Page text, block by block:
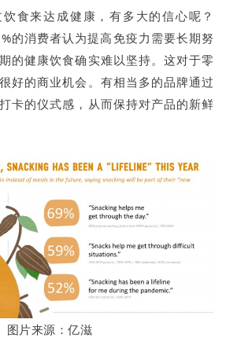
食来达成健康，有多大的信心呢？
的消费者认为提高免疫力需要长期努
的健康饮食确实难以坚持。这对于零
好的商业机会。有相当多的品牌通过
卡的仪式感，从而保持对产品的新鲜
图片来源：亿滋